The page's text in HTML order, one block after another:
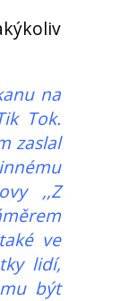
na
Tok.
zaslal
,,Z
ve
lidí,
být